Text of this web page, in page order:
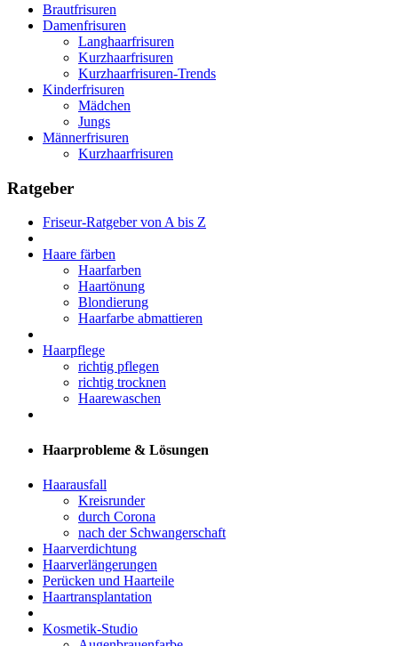
Brautfrisuren
Damenfrisuren
Langhaarfrisuren
Kurzhaarfrisuren
Kurzhaarfrisuren-Trends
Kinderfrisuren
Mädchen
Jungs
Männerfrisuren
Kurzhaarfrisuren
Ratgeber
Friseur-Ratgeber von A bis Z
Haare färben
Haarfarben
Haartönung
Blondierung
Haarfarbe abmattieren
Haarpflege
richtig pflegen
richtig trocknen
Haarewaschen
Haarprobleme & Lösungen
Haarausfall
Kreisrunder
durch Corona
nach der Schwangerschaft
Haarverdichtung
Haarverlängerungen
Perücken und Haarteile
Haartransplantation
Kosmetik-Studio